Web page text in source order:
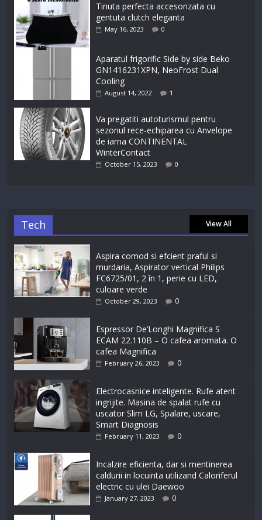
Tinuta perfecta accesorizata cu
gentuta clutch eleganta
May 16, 2023 0
Aparatul frigorific Side by side Beko
GN1416231XPN, NeoFrost Dual
Cooling
August 14, 2022 1
Va pregatiti autoturismul pentru
sezonul rece-echiparea cu Anvelope
de iarna CONTINENTAL
WinterContact
October 15, 2023 0
Tech View All
Aspira comod si efcient praful si
murdaria, Aspirator vertical Philips
FC6725/01, 2 în 1, perie cu LED,
culoare verde
October 29, 2023 0
Espressor De’Longhi Magnifica S
ECAM 22.110B – O cafea aromata. O
cafea Magnifica
February 26, 2023 0
Electrocasnice inteligente. Rufe atent
ingrijite. Masina de spalat rufe cu
uscator Slim LG, Spalare, uscare,
Smart Diagnosis
February 11, 2023 0
Incalzire eficienta, dar si mentinerea
caldurii in locuinta utilizand Caloriferul
electric cu ulei Daewoo
January 27, 2023 0